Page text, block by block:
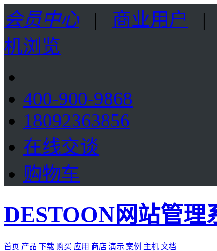
会员中心 | 商业用户
机浏览
400-900-9868
18092363856
在线交谈
购物车
DESTOON网站管理
首页 产品 下载 购买 应用 商店 演示 案例 主机 文档